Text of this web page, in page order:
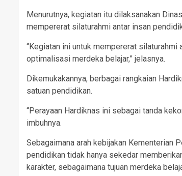
Menurutnya, kegiatan itu dilaksanakan
mempererat silaturahmi antar insan
“Kegiatan ini untuk mempererat
optimalisasi merdeka belajar,” jelasnya.
Dikemukakannya, berbagai rangkaian
satuan pendidikan.
“Perayaan Hardiknas ini sebagai tanda
imbuhnya.
Sebagaimana arah kebijakan Kementerian
pendidikan tidak hanya sekedar
karakter, sebagaimana tujuan merdeka